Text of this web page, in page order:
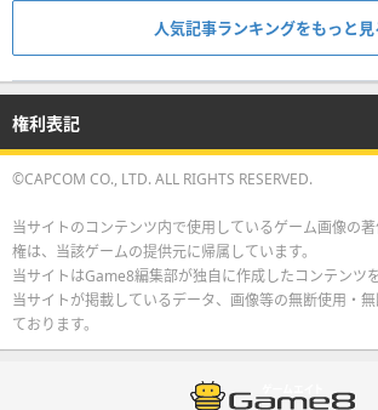
人気記事ランキングをもっと見
権利表記
©CAPCOM CO., LTD. ALL RIGHTS RESERVED.
当サイトのコンテンツ内で使用しているゲーム画像の
権は、当該ゲームの提供元に帰属しています。
当サイトはGame8編集部が独自に作成したコンテンツ
当サイトが掲載しているデータ、画像等の無断使用・
ております。